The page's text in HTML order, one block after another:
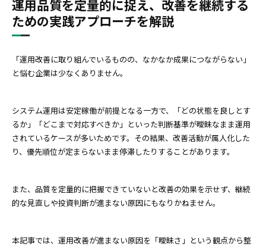
運用品質を定量的に捉え、改善を継続する
ための実践アプローチを解説
「運用改善に取り組んでいるものの、なかなか成果につながらない」
と悩む企業は少なくありません。
システム運用は安定稼働が前提となる一方で、「どの状態を良しとす
るか」「どこまで対応すべきか」といった判断基準が曖昧なまま運用
されているケースが多いためです。その結果、改善活動が属人化した
り、優先順位が定まらないまま停滞したりすることがあります。
また、品質を定量的に把握できていないと改善の効果を示せず、継続
的な見直しや投資判断が進まない原因にもなりかねません。
本記事では、運用改善が進まない原因を「曖昧さ」という観点から整